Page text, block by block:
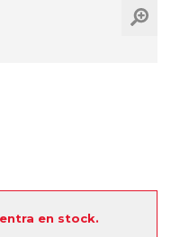
en stock.